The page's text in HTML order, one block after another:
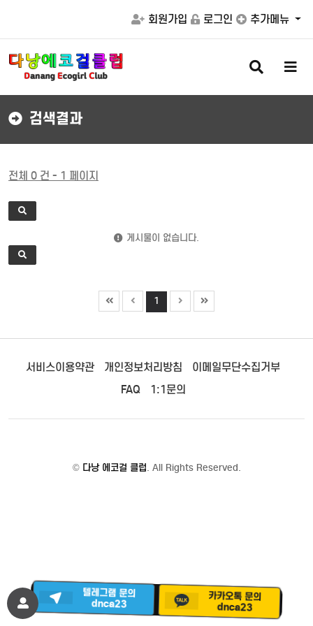
회원가입 로그인 추가메뉴
검
색
버
메
버
검색결과
전체 0 건 - 1 페이지
게시물이 없습니다.
1
서비스이용약관 개인정보처리방침
이메일무단수집거부
FAQ
1:1문의
© 다낭 에코걸 클럽. All Rights Reserved.
텔레그램 문의
dnca23
카카오톡 문의
dnca23